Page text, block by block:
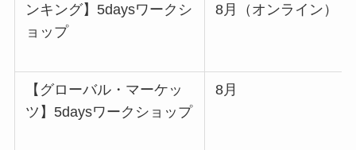
ンキング】5daysワークシ
ョップ
8月（オンライン）
【グローバル・マーケッ
ツ】5daysワークショップ
8月